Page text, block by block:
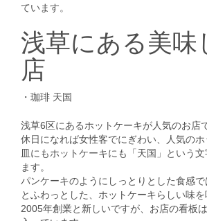
ています。
浅草にある美味
店
・珈琲 天国
浅草6区にあるホットケーキが人気のお店
休日になれば女性客でにぎわい、人気の
皿にもホットケーキにも「天国」という
ます。
パンケーキのようにしっとりとした食感で
とふわっとした、ホットケーキらしい味を
2005年創業と新しいですが、お店の看板